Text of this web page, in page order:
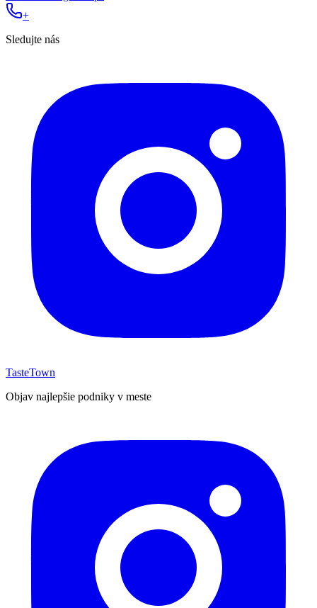
+
Sledujte nás
TasteTown
Objav najlepšie podniky v meste